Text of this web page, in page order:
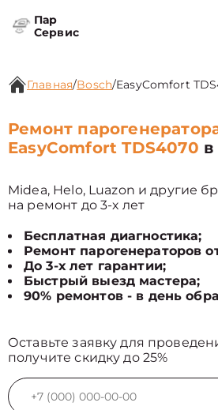
Пар
Сервис
Главная/Bosch/EasyComfort
Ремонт
EasyComfort TDS4070
Midea, Helo, Luazon и другие
на ремонт до 3-х лет
Бесплатная диагностика;
Ремонт парогенераторов
До 3-х лет гарантии;
Быстрый выезд мастера;
90% ремонтов - в день
Оставьте заявку для
получите скидку до 25%